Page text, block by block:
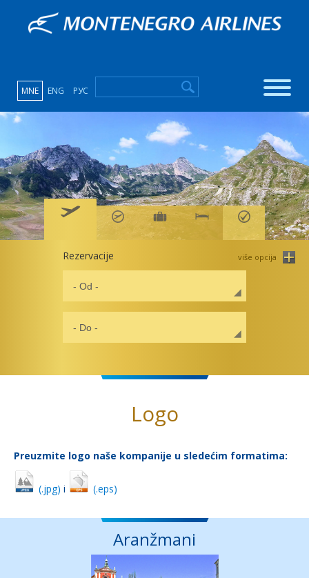
MNE ENG РУС
više opcija
Rezervacije
Logo
Preuzmite logo naše kompanije u sledećim formatima:
(.jpg) i (.eps)
Aranžmani